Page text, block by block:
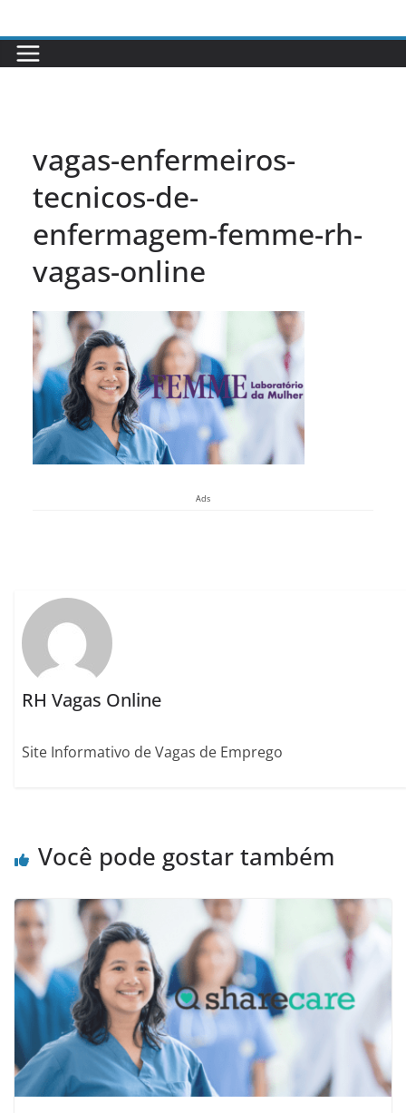
para
o
vagas-enfermeiros-
tecnicos-de-
enfermagem-femme-rh-
vagas-online
Ads
RH Vagas Online
Site Informativo de Vagas de Emprego
Você pode gostar também